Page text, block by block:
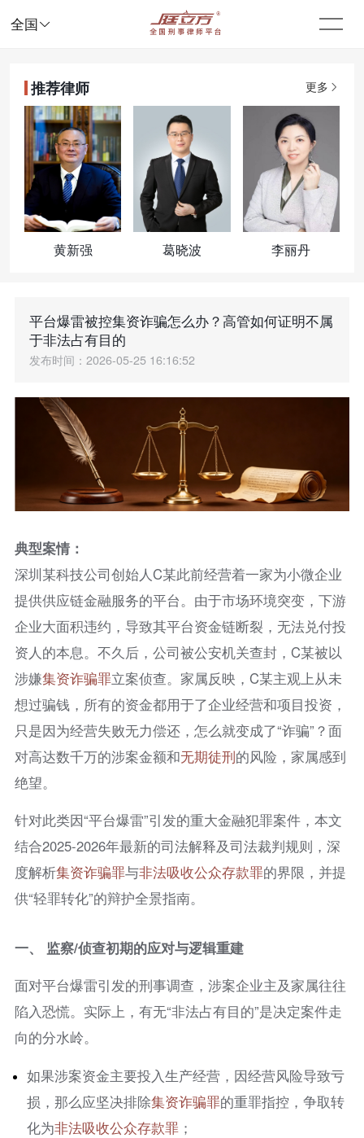
全国 
推荐律师 更多
黄新强 葛晓波 李丽丹
平台爆雷被控集资诈骗怎么办？高管如何证明不属
于非法占有目的
发布时间：2026-05-25 16:16:52
典型案情：
深圳某科技公司创始人C某此前经营着一家为小微企业
提供供应链金融服务的平台。由于市场环境突变，下游
企业大面积违约，导致其平台资金链断裂，无法兑付投
资人的本息。不久后，公司被公安机关查封，C某被以
涉嫌集资诈骗罪立案侦查。家属反映，C某主观上从未
想过骗钱，所有的资金都用于了企业经营和项目投资，
只是因为经营失败无力偿还，怎么就变成了“诈骗”？面
对高达数千万的涉案金额和无期徒刑的风险，家属感到
绝望。
针对此类因“平台爆雷”引发的重大金融犯罪案件，本文
结合2025-2026年最新的司法解释及司法裁判规则，深
度解析集资诈骗罪与非法吸收公众存款罪的界限，并提
供“轻罪转化”的辩护全景指南。
一、 监察/侦查初期的应对与逻辑重建
面对平台爆雷引发的刑事调查，涉案企业主及家属往往
陷入恐慌。实际上，有无“非法占有目的”是决定案件走
向的分水岭。
如果涉案资金主要投入生产经营，因经营风险导致亏
损，那么应坚决排除集资诈骗罪的重罪指控，争取转
化为非法吸收公众存款罪；